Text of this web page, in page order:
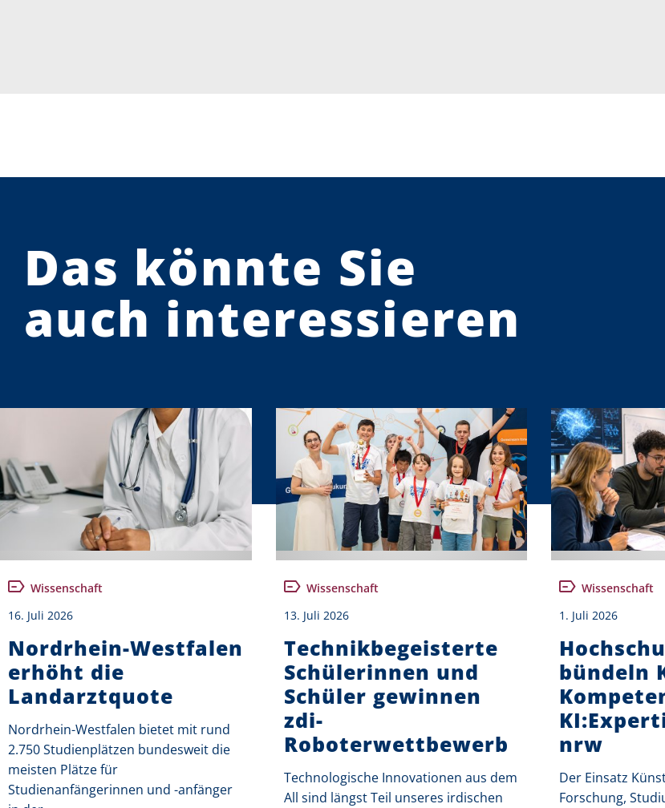
Das könnte Sie
auch interessieren
Wissenschaft
16. Juli 2026
Nordrhein-Westfalen
erhöht die
Landarztquote
Nordrhein-Westfalen bietet mit rund
2.750 Studienplätzen bundesweit die
meisten Plätze für
Studienanfängerinnen und -anfänger
Wissenschaft
13. Juli 2026
Technikbegeisterte
Schülerinnen und
Schüler gewinnen
zdi-
Roboterwettbewerb
Technologische Innovationen aus dem
All sind längst Teil unseres irdischen
Wissenschaft
1. Juli 2026
bündeln
nrw
Der Einsatz
Forschung,